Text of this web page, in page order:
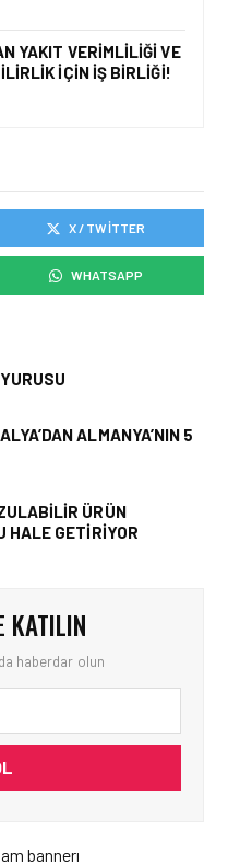
• 05 AĞU 2026
• 05 AĞU 2026
SABIHA
PAZAR PAYI
FINANSAL
YAKIT VERIMLILIĞI VE
IÇIN İŞ BIRLIĞI!
X / TWITTER
WHATSAPP
ALMANYA’NIN 5
ÜRÜN
HALE GETIRIYOR
KATILIN
haberdar olun